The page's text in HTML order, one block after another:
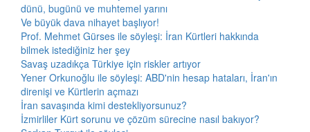
dünü, bugünü ve muhtemel yarını
Ve büyük dava nihayet başlıyor!
Prof. Mehmet Gürses ile söyleşi: İran Kürtleri hakkında
bilmek istediğiniz her şey
Savaş uzadıkça Türkiye için riskler artıyor
Yener Orkunoğlu ile söyleşi: ABD'nin hesap hataları, İran'ın
direnişi ve Kürtlerin açmazı
İran savaşında kimi destekliyorsunuz?
İzmirliler Kürt sorunu ve çözüm sürecine nasıl bakıyor?